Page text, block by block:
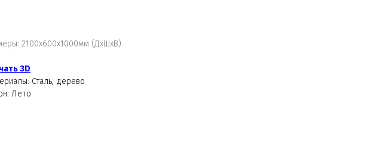
2100х600х1000мм (ДхШхВ)
3D
Сталь, дерево
Лето